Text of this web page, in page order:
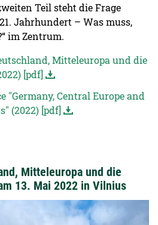
Teil steht die Frage
Jahrhundert – Was muss,
im Zentrum.
Mitteleuropa und die
[pdf]
"Germany, Central Europe and
(2022) [pdf]
Mitteleuropa und die
13. Mai 2022 in Vilnius